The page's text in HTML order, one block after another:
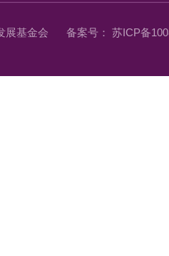
展基金会 备案号： 苏ICP备